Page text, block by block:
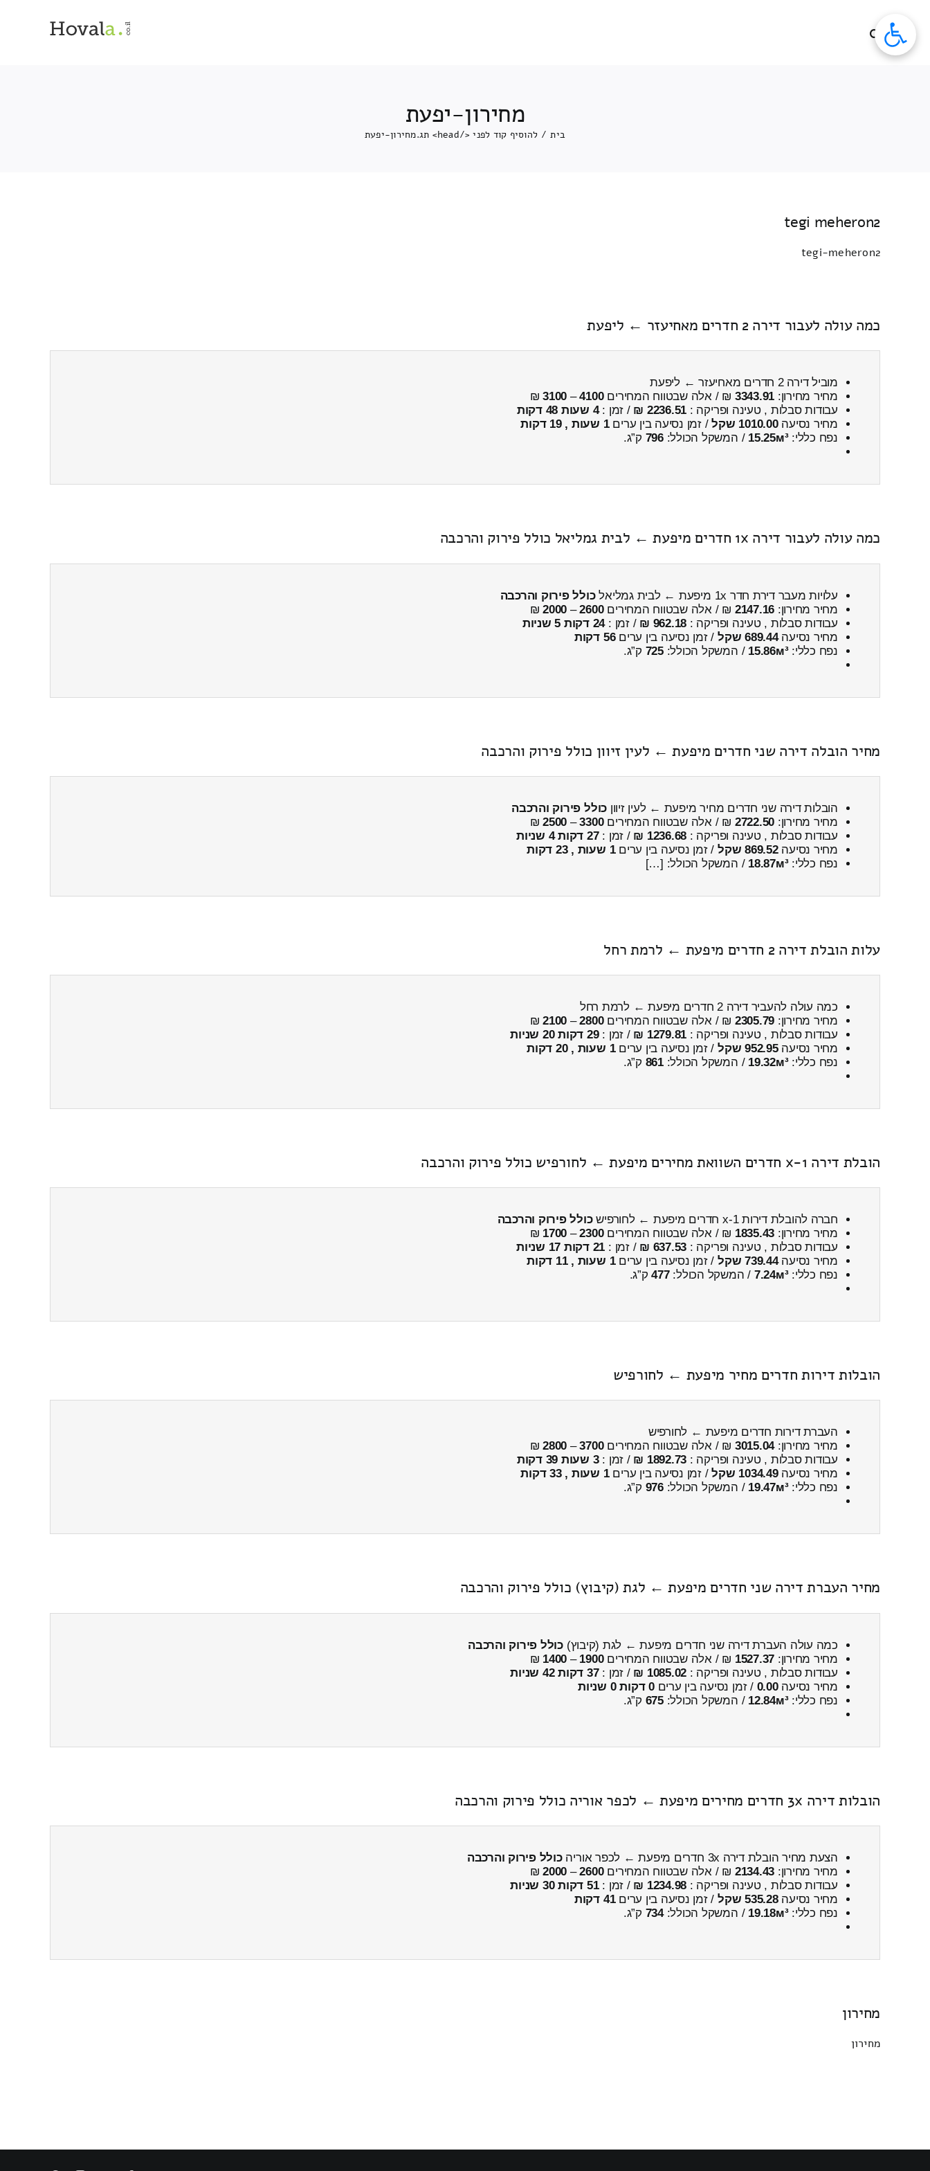
מחירון-יפעת
בית / להוסיף קוד לפני </head> תג. מחירון-יפעת
tegi meheron2
tegi-meheron2
כמה עולה לעבור דירה 2 חדרים מאחיעזר ← ליפעת
מוביל דירה 2 חדרים מאחיעזר ← ליפעת
מחיר מחירון: 3343.91 ₪ / אלה שבטווח המחירים4100
–
3100
₪
עבודות סבלות , טעינה ופריקה : 2236.51 ₪ / זמן :4 שעות 48 דקות
מחיר נסיעה1010.00 שקל / זמן נסיעה בין ערים1 שעות , 19 דקות
נפח כללי:15.25м³ / המשקל הכולל:796 ק”ג.
כמה עולה לעבור דירה 1x חדרים מיפעת ← לבית גמליאל כולל פירוק והרכבה
עלויות מעבר דירת חדר 1x מיפעת ← לבית גמליאל
כולל פירוק והרכבה
מחיר מחירון: 2147.16 ₪ / אלה שבטווח המחירים2600
–
2000
₪
עבודות סבלות , טעינה ופריקה : 962.18 ₪ / זמן :24 דקות 5 שניות
מחיר נסיעה689.44 שקל / זמן נסיעה בין ערים56 דקות
נפח כללי:15.86м³ / המשקל הכולל:725 ק”ג.
מחיר הובלה דירה שני חדרים מיפעת ← לעין זיוון כולל פירוק והרכבה
הובלות דירה שני חדרים מחיר מיפעת ← לעין זיוון כולל פירוק והרכבה
מחיר מחירון: 2722.50 ₪ / אלה שבטווח המחירים3300
–
2500
₪
עבודות סבלות , טעינה ופריקה : 1236.68 ₪ / זמן :27 דקות 4 שניות
מחיר נסיעה869.52 שקל / זמן נסיעה בין ערים1 שעות , 23 דקות
נפח כללי:18.87м³ / המשקל הכולל: […]
עלות הובלת דירה 2 חדרים מיפעת ← לרמת רחל
כמה עולה להעביר דירה 2 חדרים מיפעת ← לרמת רחל
מחיר מחירון: 2305.79 ₪ / אלה שבטווח המחירים2800
–
2100
₪
עבודות סבלות , טעינה ופריקה : 1279.81 ₪ / זמן :29 דקות 20 שניות
מחיר נסיעה952.95 שקל / זמן נסיעה בין ערים1 שעות , 20 דקות
נפח כללי:19.32м³ / המשקל הכולל:861 ק”ג.
הובלת דירה 1-x חדרים השוואת מחירים מיפעת ← לחורפיש כולל פירוק והרכבה
חברה להובלת דירות 1-x חדרים מיפעת ← לחורפיש
כולל פירוק והרכבה
מחיר מחירון: 1835.43 ₪ / אלה שבטווח המחירים2300
–
1700
₪
עבודות סבלות , טעינה ופריקה : 637.53 ₪ / זמן : 21 דקות 17 שניות
מחיר נסיעה739.44 שקל / זמן נסיעה בין ערים1 שעות , 11 דקות
נפח כללי:7.24м³ / המשקל הכולל:477ק”ג.
הובלות דירות חדרים מחיר מיפעת ← לחורפיש
העברת דירות חדרים מיפעת ← לחורפיש
מחיר מחירון:3015.04 ₪ / אלה שבטווח המחירים3700
–
2800
₪
עבודות סבלות , טעינה ופריקה : 1892.73 ₪ / זמן :3 שעות 39 דקות
מחיר נסיעה1034.49 שקל / זמן נסיעה בין ערים1 שעות , 33 דקות
נפח כללי:19.47м³ / המשקל הכולל:976 ק”ג.
מחיר העברת דירה שני חדרים מיפעת ← לגת (קיבוץ) כולל פירוק והרכבה
כמה עולה העברת דירה שני חדרים מיפעת ← לגת (קיבוץ) כולל פירוק והרכבה
מחיר מחירון: 1527.37 ₪ / אלה שבטווח המחירים1900
–
1400
₪
עבודות סבלות , טעינה ופריקה : 1085.02 ₪ / זמן :37 דקות 42 שניות
מחיר נסיעה0.00 / זמן נסיעה בין ערים0 דקות 0 שניות
נפח כללי:12.84м³ / המשקל הכולל:675 ק”ג.
הובלות דירה 3x חדרים מחירים מיפעת ← לכפר אוריה כולל פירוק והרכבה
הצעת מחיר הובלת דירה 3x חדרים מיפעת ← לכפר אוריה
כולל פירוק והרכבה
מחיר מחירון: 2134.43 ₪ / אלה שבטווח המחירים2600
–
2000
₪
עבודות סבלות , טעינה ופריקה : 1234.98 ₪ / זמן :51 דקות 30 שניות
מחיר נסיעה535.28 שקל / זמן נסיעה בין ערים41 דקות
נפח כללי:19.18м³ / המשקל הכולל:734 ק”ג.
מחירון
מחירון